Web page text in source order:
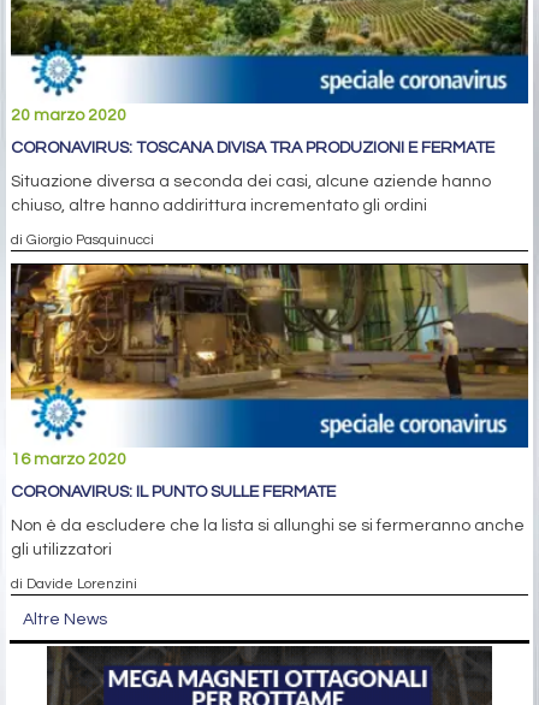
20 marzo 2020
CORONAVIRUS: TOSCANA DIVISA TRA PRODUZIONI E FERMATE
Situazione diversa a seconda dei casi, alcune aziende hanno
chiuso, altre hanno addirittura incrementato gli ordini
di Giorgio Pasquinucci
16 marzo 2020
CORONAVIRUS: IL PUNTO SULLE FERMATE
Non è da escludere che la lista si allunghi se si fermeranno anche
gli utilizzatori
di Davide Lorenzini
Altre News